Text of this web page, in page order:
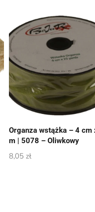
Organza wstążka – 4 cm
m | 5078 – Oliwkowy
8,05 zł